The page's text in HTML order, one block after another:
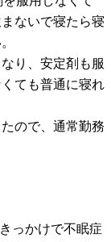
ないで寝たら寝
り、安定剤も服
ても普通に寝れ
ので、通常勤務
っかけで不眠症